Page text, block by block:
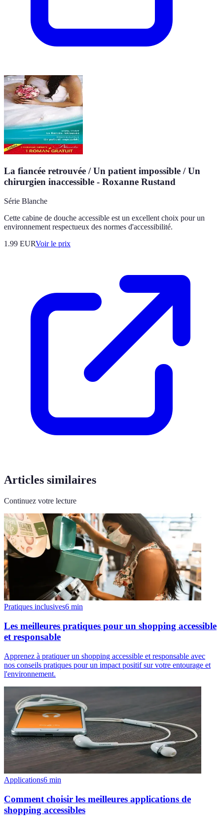
La fiancée retrouvée / Un patient impossible / Un
chirurgien inaccessible - Roxanne Rustand
Série Blanche
Cette cabine de douche accessible est un excellent choix pour un
environnement respectueux des normes d'accessibilité.
1.99 EURVoir le prix
Articles similaires
Continuez votre lecture
Pratiques inclusives6 min
Les meilleures pratiques pour un shopping accessible
et responsable
Apprenez à pratiquer un shopping accessible et responsable avec
nos conseils pratiques pour un impact positif sur votre entourage et
l'environnement.
Applications6 min
Comment choisir les meilleures applications de
shopping accessibles